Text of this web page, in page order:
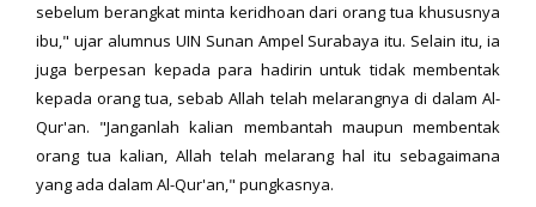
sebelum berangkat minta keridhoan dari orang tua khususnya
ibu," ujar alumnus UIN Sunan Ampel Surabaya itu. Selain itu, ia
juga berpesan kepada para hadirin untuk tidak membentak
kepada orang tua, sebab Allah telah melarangnya di dalam Al-
Qur'an. "Janganlah kalian membantah maupun membentak
orang tua kalian, Allah telah melarang hal itu sebagaimana
yang ada dalam Al-Qur'an," pungkasnya.